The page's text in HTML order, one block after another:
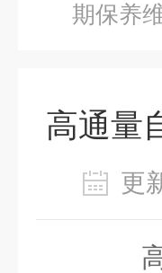
期保养
高通量
更
高